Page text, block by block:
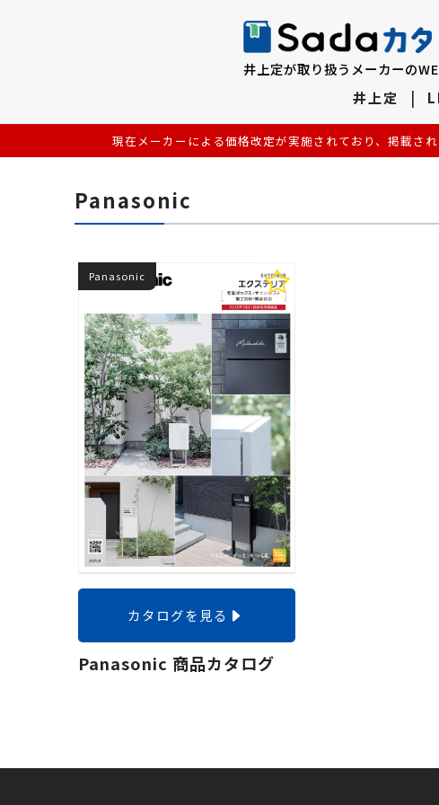
井上定が取り扱うメーカーの
井上定
現在メーカーによる価格改定が実施されており、掲載さ
Panasonic
Panasonic
カタログを見る
Panasonic 商品カタログ